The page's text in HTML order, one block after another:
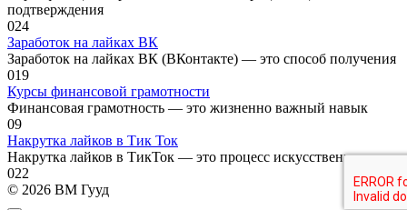
подтверждения
024
Заработок на лайках ВК
Заработок на лайках ВК (ВКонтакте) — это способ получения
019
Курсы финансовой грамотности
Финансовая грамотность — это жизненно важный навык
09
Накрутка лайков в Тик Ток
Накрутка лайков в ТикТок — это процесс искусственного
022
© 2026 ВМ Гууд